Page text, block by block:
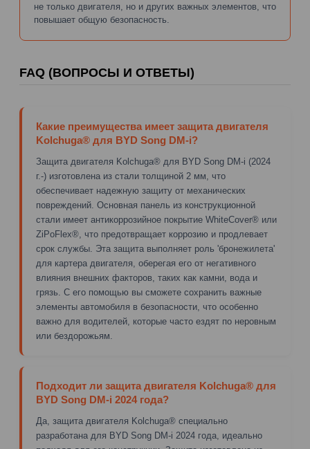
не только двигателя, но и других важных элементов, что
повышает общую безопасность.
FAQ (ВОПРОСЫ И ОТВЕТЫ)
Какие преимущества имеет защита двигателя
Kolchuga® для BYD Song DM-i?
Защита двигателя Kolchuga® для BYD Song DM-i (2024
г.-) изготовлена из стали толщиной 2 мм, что
обеспечивает надежную защиту от механических
повреждений. Основная панель из конструкционной
стали имеет антикоррозийное покрытие WhiteCover® или
ZiPoFlex®, что предотвращает коррозию и продлевает
срок службы. Эта защита выполняет роль 'бронежилета'
для картера двигателя, оберегая его от негативного
влияния внешних факторов, таких как камни, вода и
грязь. С его помощью вы сможете сохранить важные
элементы автомобиля в безопасности, что особенно
важно для водителей, которые часто ездят по неровным
или бездорожьям.
Подходит ли защита двигателя Kolchuga® для
BYD Song DM-i 2024 года?
Да, защита двигателя Kolchuga® специально
разработана для BYD Song DM-i 2024 года, идеально